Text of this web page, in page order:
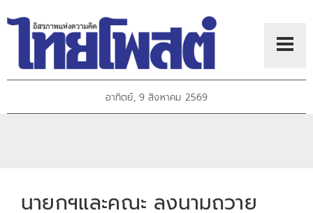
อาทิตย์, 9 สิงหาคม 2569
นายกฯและคณะ ลงนามถวาย